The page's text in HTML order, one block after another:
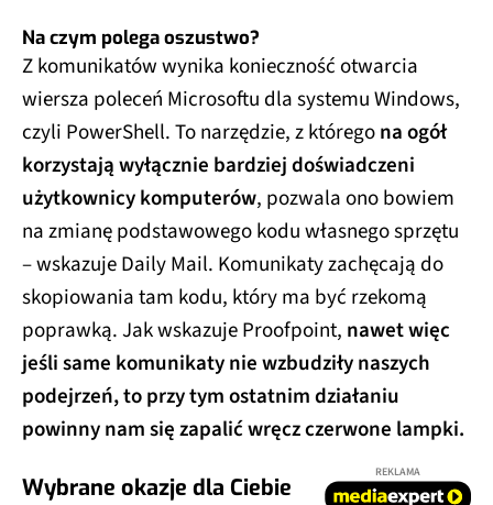
Na czym polega oszustwo?
Z komunikatów wynika konieczność otwarcia
wiersza poleceń Microsoftu dla systemu Windows,
czyli PowerShell. To narzędzie, z któregona ogół
korzystają wyłącznie bardziej doświadczeni
użytkownicy komputerów, pozwala ono bowiem
na zmianę podstawowego kodu własnego sprzętu
– wskazuje Daily Mail. Komunikaty zachęcają do
skopiowania tam kodu, który ma być rzekomą
poprawką. Jak wskazuje Proofpoint, nawet więc
jeśli same komunikaty nie wzbudziły naszych
podejrzeń, to przy tym ostatnim działaniu
powinny nam się zapalić wręcz czerwone lampki.
Wybrane okazje dla Ciebie
REKLAMA